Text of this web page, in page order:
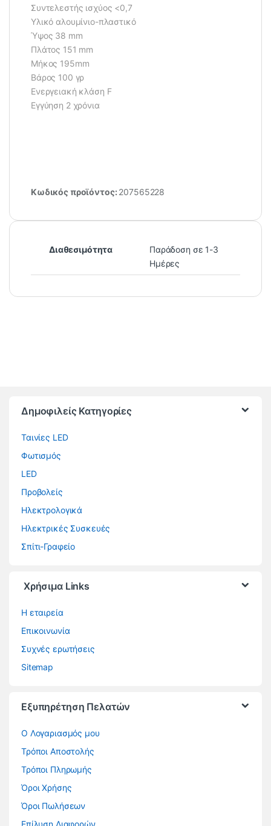
Συντελεστής ισχύος <0,7
Υλικό αλουμίνιο-πλαστικό
Ύψος 38 mm
Πλάτος 151 mm
Μήκος 195mm
Βάρος 100 γρ
Ενεργειακή κλάση F
Εγγύηση 2 χρόνια
Κωδικός προϊόντος: 207565228
Διαθεσιμότητα
Παράδοση σε 1-3
Ημέρες
Δημοφιλείς Κατηγορίες
Ταινίες LED
Φωτισμός
LED
Προβολείς
Ηλεκτρολογικά
Ηλεκτρικές Συσκευές
Σπίτι-Γραφείο
Χρήσιμα Links
Η εταιρεία
Επικοινωνία
Συχνές ερωτήσεις
Sitemap
Εξυπηρέτηση Πελατών
O Λογαριασμός μου
Τρόποι Αποστολής
Τρόποι Πληρωμής
Όροι Χρήσης
Όροι Πωλήσεων
Επίλυση Διαφορών